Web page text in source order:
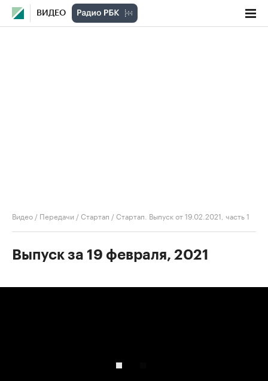
ВИДЕО
Видео / Передачи /Стартап /Стартап. Выпуск от 19.02.2021, часть 1
Выпуск за 19 февраля, 2021